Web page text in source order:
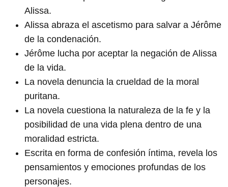
Alissa.
Alissa abraza el ascetismo para salvar a Jérôme
de la condenación.
Jérôme lucha por aceptar la negación de Alissa
de la vida.
La novela denuncia la crueldad de la moral
puritana.
La novela cuestiona la naturaleza de la fe y la
posibilidad de una vida plena dentro de una
moralidad estricta.
Escrita en forma de confesión íntima, revela los
pensamientos y emociones profundas de los
personajes.